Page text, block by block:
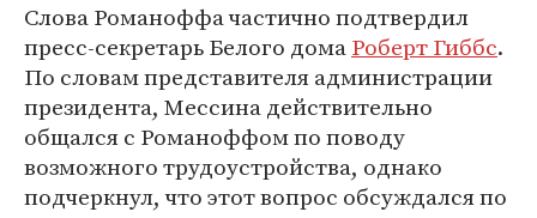
Слова Романоффа частично подтвердил
пресс-секретарь Белого домаРоберт Гиббс.
По словам представителя администрации
президента, Мессина действительно
общался с Романоффом по поводу
возможного трудоустройства, однако
подчеркнул, что этот вопрос обсуждался по